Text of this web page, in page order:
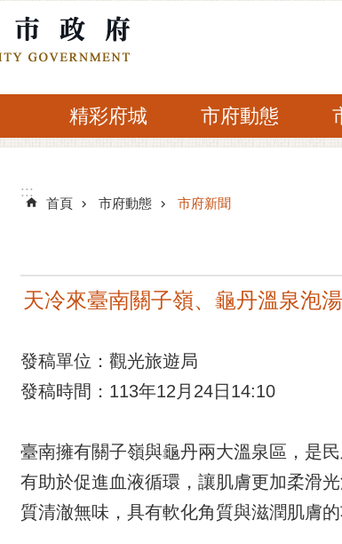
精彩府城 市府動態
:::
:::
首頁 市府動態 市府新聞
天冷來臺南關子嶺、龜丹溫泉泡
發稿單位：觀光旅遊局
發稿時間：113年12月24日14:10
臺南擁有關子嶺與龜丹兩大溫泉區，是
有助於促進血液循環，讓肌膚更加柔滑
質清澈無味，具有軟化角質與滋潤肌膚